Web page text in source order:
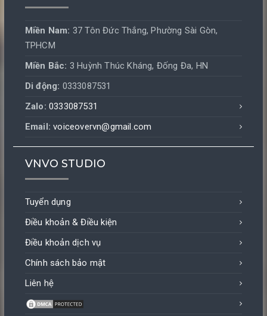
Miền Nam: 37 Tôn Đức Thắng, Phường Sài Gòn,
TPHCM
Miền Bắc: 3 Huỳnh Thúc Kháng, Đống Đa, HN
Di động: 0333087531
Zalo: 0333087531
Email: voiceovervn@gmail.com
VNVO STUDIO
Tuyển dụng
Điều khoản & Điều kiện
Điều khoản dịch vụ
Chính sách bảo mật
Liên hệ